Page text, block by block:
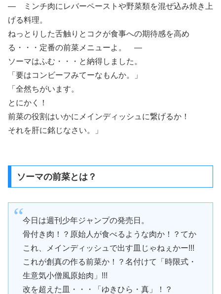
― ミンチ肉にレバーペーストや野菜類を混ぜ込み焼き上
げる料理。
ねっとりした舌触りとコクが食事への期待感を高め
る・・・定番の前菜メニューよ。 ―
ソーマはふむ・・・と納得しました。
「要はコンビーフみてーなもんか。」
「全然ちがいます。
とにかく！
前菜の役割はいかにメインディッシュに繋げるか！
それを肝に銘じなさい。」
ソーマの前菜とは？
今日は週刊少年ジャンプの発売日。
骨付き肉！？原始人が食べるような肉か！？てか
これ、メインディッシュで出す皿じゃねぇかー!!!
これが創真の作る前菜か！？名付けて「時限式・
生意気小僧風原始肉」!!!
改を超えた皿・・・「ゆきひら・真」！？